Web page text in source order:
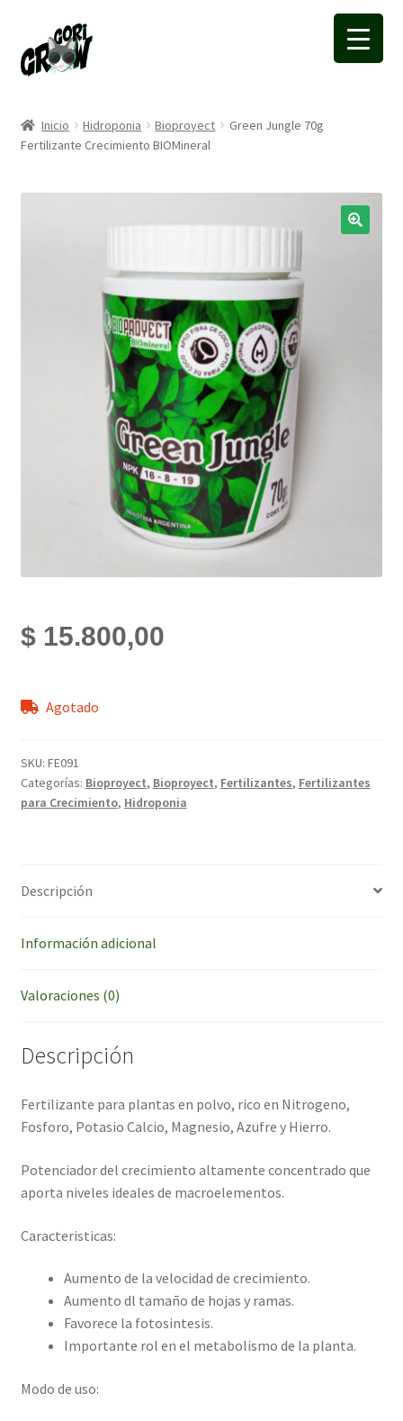
a
la
a
la
Inicio Hidroponia Bioproyect
Green Jungle 70g
Fertilizante Crecimiento BIOMineral
$15.800,00
Agotado
SKU: FE091
Categorías: Bioproyect, Bioproyect, Fertilizantes, Fertilizantes
para Crecimiento, Hidroponia
Descripción
Información adicional
Valoraciones (0)
Descripción
Fertilizante para plantas en polvo, rico en Nitrogeno,
Fosforo, Potasio Calcio, Magnesio, Azufre y Hierro.
Potenciador del crecimiento altamente concentrado que
aporta niveles ideales de macroelementos.
Caracteristicas:
Aumento de la velocidad de crecimiento.
Aumento dl tamaño de hojas y ramas.
Favorece la fotosintesis.
Importante rol en el metabolismo de la planta.
Modo de uso: